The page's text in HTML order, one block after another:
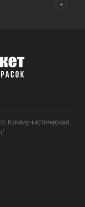
Коммунистическая,